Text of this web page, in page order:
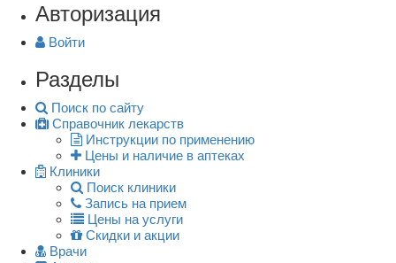
Авторизация
Войти
Разделы
Поиск по сайту
Справочник лекарств
Инструкции по применению
Цены и наличие в аптеках
Клиники
Поиск клиники
Запись на прием
Цены на услуги
Скидки и акции
Врачи